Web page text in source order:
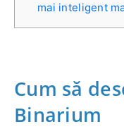
mai inteligent
Cum să
Binarium